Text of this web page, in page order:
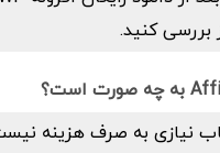
بررسی کنید.
نیازی به صرف هزینه